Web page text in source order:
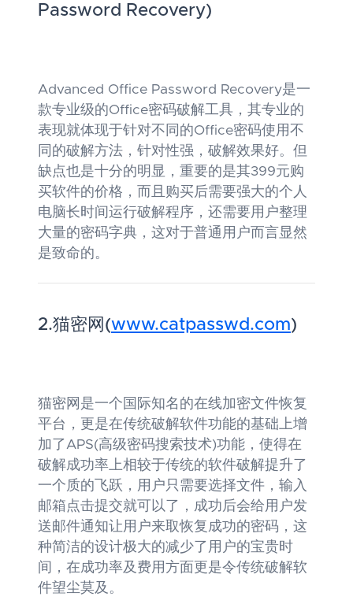
Password Recovery)
Advanced Office Password Recovery是一
款专业级的Office密码破解工具，其专业的
表现就体现于针对不同的Office密码使用不
同的破解方法，针对性强，破解效果好。但
缺点也是十分的明显，重要的是其399元购
买软件的价格，而且购买后需要强大的个人
电脑长时间运行破解程序，还需要用户整理
大量的密码字典，这对于普通用户而言显然
是致命的。
2.猫密网(www.catpasswd.com)
猫密网是一个国际知名的在线加密文件恢复
平台，更是在传统破解软件功能的基础上增
加了APS(高级密码搜索技术)功能，使得在
破解成功率上相较于传统的软件破解提升了
一个质的飞跃，用户只需要选择文件，输入
邮箱点击提交就可以了，成功后会给用户发
送邮件通知让用户来取恢复成功的密码，这
种简洁的设计极大的减少了用户的宝贵时
间，在成功率及费用方面更是令传统破解软
件望尘莫及。